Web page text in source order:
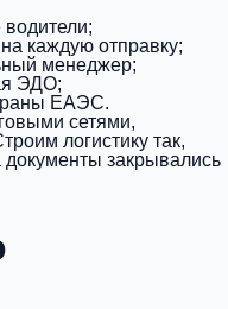
каждую отправку;
менеджер;
ЭДО;
ЕАЭС.
сетями,
логистику так,
документы закрывались